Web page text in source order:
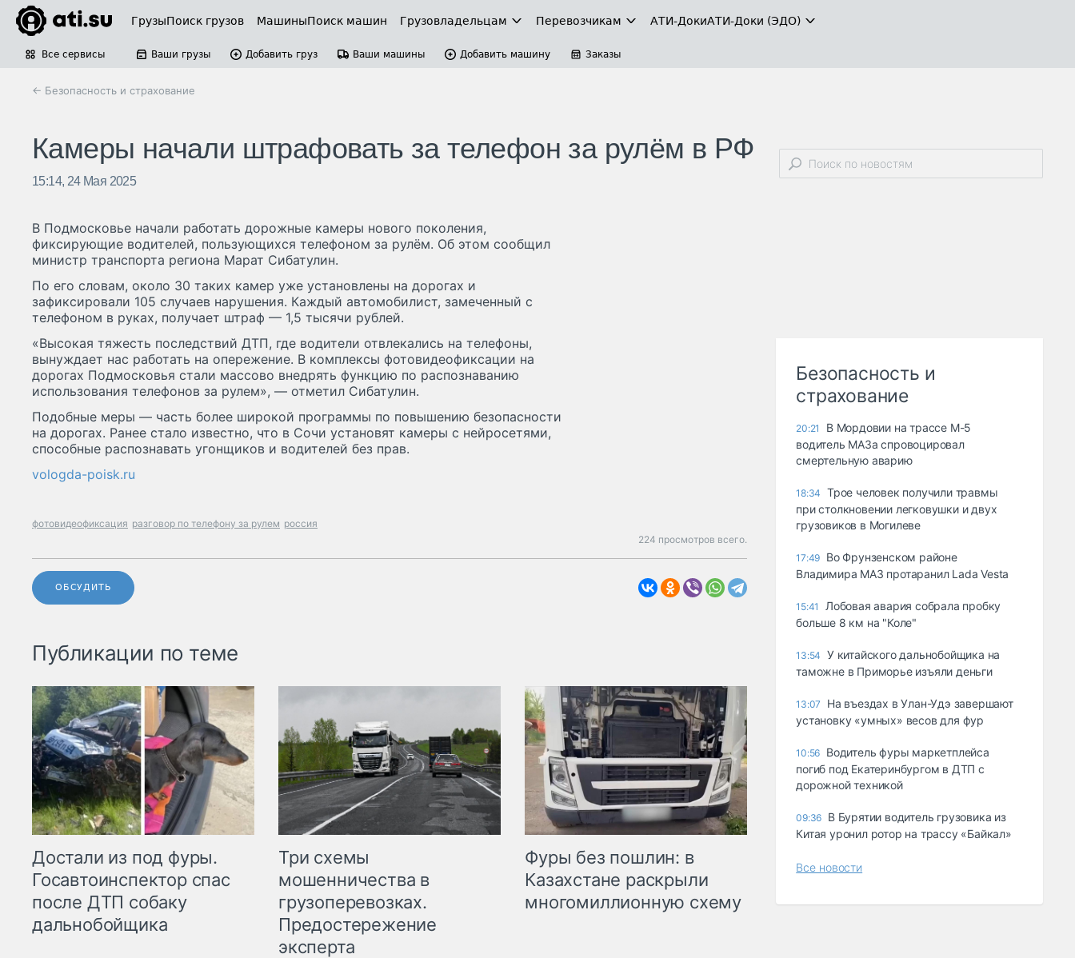
ГрузыПоиск грузов МашиныПоиск машин Грузовладельцам Перевозчикам АТИ-ДокиАТИ-Доки (ЭДО)
Все сервисы Ваши грузы Добавить груз Ваши машины Добавить машину Заказы
← Безопасность и страхование
Камеры начали штрафовать за телефон за рулём в РФ
15:14, 24 Мая 2025
В Подмосковье начали работать дорожные камеры нового поколения,
фиксирующие водителей, пользующихся телефоном за рулём. Об этом сообщил
министр транспорта региона Марат Сибатулин.
По его словам, около 30 таких камер уже установлены на дорогах и
зафиксировали 105 случаев нарушения. Каждый автомобилист, замеченный с
телефоном в руках, получает штраф — 1,5 тысячи рублей.
«Высокая тяжесть последствий ДТП, где водители отвлекались на телефоны,
вынуждает нас работать на опережение. В комплексы фотовидеофиксации на
дорогах Подмосковья стали массово внедрять функцию по распознаванию
использования телефонов за рулем», — отметил Сибатулин.
Подобные меры — часть более широкой программы по повышению безопасности
на дорогах. Ранее стало известно, что в Сочи установят камеры с нейросетями,
способные распознавать угонщиков и водителей без прав.
vologda-poisk.ru
фотовидеофиксация разговор по телефону за рулем россия
224 просмотров всего.
ОБСУДИТЬ
Публикации по теме
Достали из под фуры.
Госавтоинспектор спас
после ДТП собаку
дальнобойщика
Три схемы
мошенничества в
грузоперевозках.
Предостережение
эксперта
Фуры без пошлин: в
Казахстане раскрыли
многомиллионную схему
Безопасность и
страхование
20:21
В Мордовии на трассе М-5
водитель МАЗа спровоцировал
смертельную аварию
18:34
Трое человек получили травмы
при столкновении легковушки и двух
грузовиков в Могилеве
17:49 Во Фрунзенском районе
Владимира МАЗ протаранил Lada Vesta
15:41
Лобовая авария собрала пробку
больше 8 км на "Коле"
13:54
У китайского дальнобойщика на
таможне в Приморье изъяли деньги
13:07
Ha въeздax в Улaн-Удэ зaвepшaют
ycтaнoвкy «yмныx» вecoв для фyp
10:56 Водитель фуры маркетплейса
погиб под Екатеринбургом в ДТП с
дорожной техникой
09:36 В Бурятии водитель грузовика из
Китая уронил ротор на трассу «Байкал»
Все новости